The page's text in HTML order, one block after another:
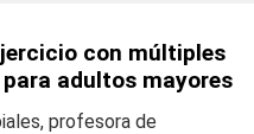
con múltiples
adultos mayores
profesora de